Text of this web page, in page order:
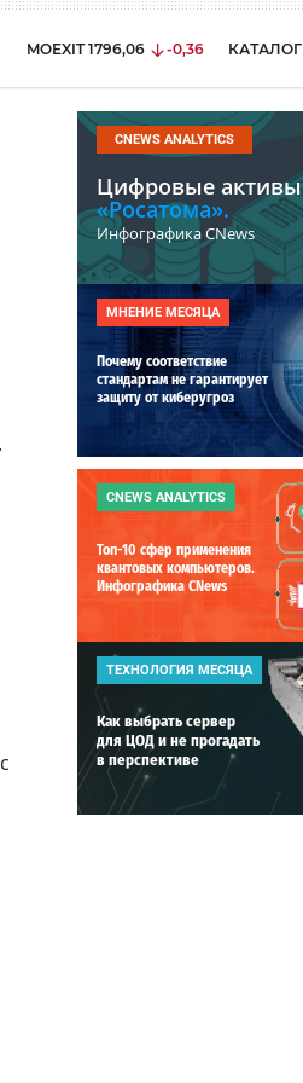
MOEXIT 1796,06 -0,36 КАТАЛОГ
CNEWS ANALYTICS
Цифровые активы
«Росатома».
Инфографика CNews
МНЕНИЕ МЕСЯЦА
Почему соответствие
стандартам не гарантирует
защиту от киберугроз
CNEWS ANALYTICS
Топ-10 сфер применения
квантовых компьютеров.
Инфографика CNews
ТЕХНОЛОГИЯ МЕСЯЦА
Как выбрать сервер
для ЦОД и не прогадать
в перспективе